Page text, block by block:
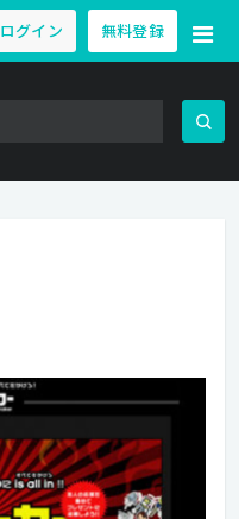
ログイン 無料登録